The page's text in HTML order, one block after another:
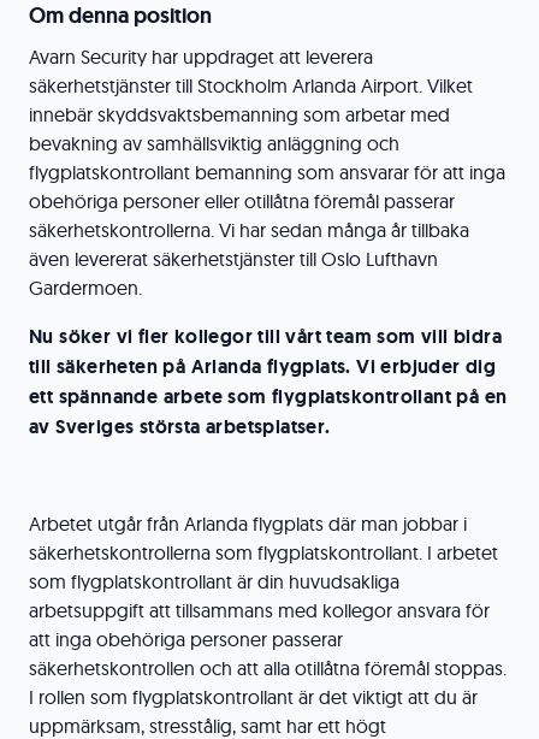
Om denna position
Avarn Security har uppdraget att leverera
säkerhetstjänster till Stockholm Arlanda Airport. Vilket
innebär skyddsvaktsbemanning som arbetar med
bevakning av samhällsviktig anläggning och
flygplatskontrollant bemanning som ansvarar för att inga
obehöriga personer eller otillåtna föremål passerar
säkerhetskontrollerna. Vi har sedan många år tillbaka
även levererat säkerhetstjänster till Oslo Lufthavn
Gardermoen.
Nu söker vi fler kollegor till vårt team som vill bidra
till säkerheten på Arlanda flygplats. Vi erbjuder dig
ett spännande arbete som flygplatskontrollant på en
av Sveriges största arbetsplatser.
Arbetet utgår från Arlanda flygplats där man jobbar i
säkerhetskontrollerna som flygplatskontrollant. I arbetet
som flygplatskontrollant är din huvudsakliga
arbetsuppgift att tillsammans med kollegor ansvara för
att inga obehöriga personer passerar
säkerhetskontrollen och att alla otillåtna föremål stoppas.
I rollen som flygplatskontrollant är det viktigt att du är
uppmärksam, stresstålig, samt har ett högt